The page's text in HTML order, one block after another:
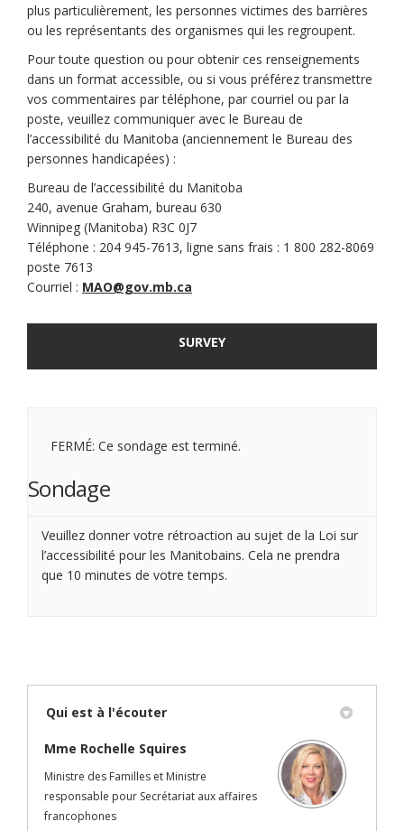
plus particulièrement, les personnes victimes des barrières
ou les représentants des organismes qui les regroupent.
Pour toute question ou pour obtenir ces renseignements
dans un format accessible, ou si vous préférez transmettre
vos commentaires par téléphone, par courriel ou par la
poste, veuillez communiquer avec le Bureau de
l’accessibilité du Manitoba (anciennement le Bureau des
personnes handicapées) :
Bureau de l’accessibilité du Manitoba
240, avenue Graham, bureau 630
Winnipeg (Manitoba) R3C 0J7
Téléphone : 204 945-7613, ligne sans frais : 1 800 282-8069
poste 7613
Courriel : MAO@gov.mb.ca
SURVEY
FERMÉ: Ce sondage est terminé.
Sondage
Veuillez donner votre rétroaction au sujet de la Loi sur
l’accessibilité pour les Manitobains. Cela ne prendra
que 10 minutes de votre temps.
Qui est à l'écouter
Mme Rochelle Squires
Ministre des Familles et Ministre
responsable pour Secrétariat aux affaires
francophones